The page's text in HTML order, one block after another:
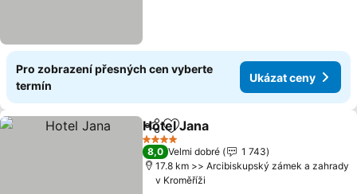
Pro zobrazení přesných cen vyberte
termín
Ukázat ceny
SdíletPřidat na seznam oblíbených
Hotel Jana
4 Počet hvězdiček
8,0 Velmi dobré
1 743
17.8 km >> Arcibiskupský zámek a zahrady
v Kroměříži